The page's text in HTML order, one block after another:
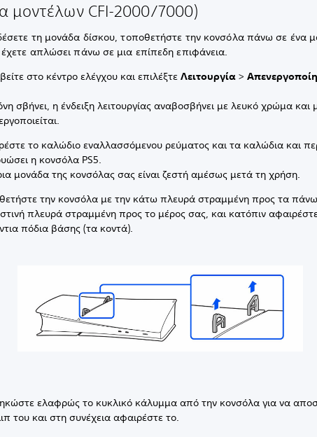
μοντέλων CFI-2000/7000)
τη μονάδα δίσκου, τοποθετήστε την κονσόλα πάνω σε ένα
απλώσει πάνω σε μια επίπεδη επιφάνεια.
στο κέντρο ελέγχου και επιλέξτεΛειτουργία>
σβήνει, η ένδειξη λειτουργίας αναβοσβήνει με λευκό χρώμα και
το καλώδιο εναλλασσόμενου ρεύματος και τα καλώδια και
η κονσόλα PS5.
μονάδα της κονσόλας σας είναι ζεστή αμέσως μετά τη χρήση.
την κονσόλα με την κάτω πλευρά στραμμένη προς τα πάνω
πλευρά στραμμένη προς το μέρος σας, και κατόπιν
πόδια βάσης (τα κοντά).
ελαφρώς το κυκλικό κάλυμμα από την κονσόλα για να
του και στη συνέχεια αφαιρέστε το.